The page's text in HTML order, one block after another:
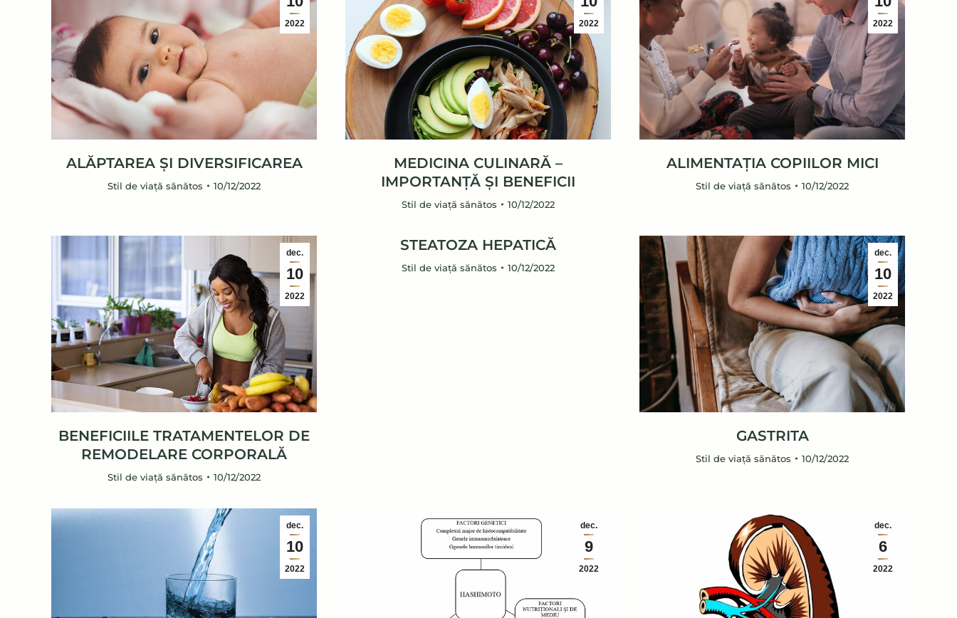
2022
ALĂPTAREA ȘI DIVERSIFICAREA
Stil de viață sănătos 10/12/2022
2022
MEDICINA CULINARĂ –
IMPORTANȚĂ ȘI BENEFICII
Stil de viață sănătos 10/12/2022
2022
ALIMENTAȚIA COPIILOR MICI
Stil de viață sănătos 10/12/2022
dec.
10
2022
BENEFICIILE TRATAMENTELOR DE
REMODELARE CORPORALĂ
Stil de viață sănătos 10/12/2022
STEATOZA HEPATICĂ
Stil de viață sănătos 10/12/2022
dec.
10
2022
GASTRITA
Stil de viață sănătos 10/12/2022
dec.
10
2022
dec.
9
2022
dec.
6
2022